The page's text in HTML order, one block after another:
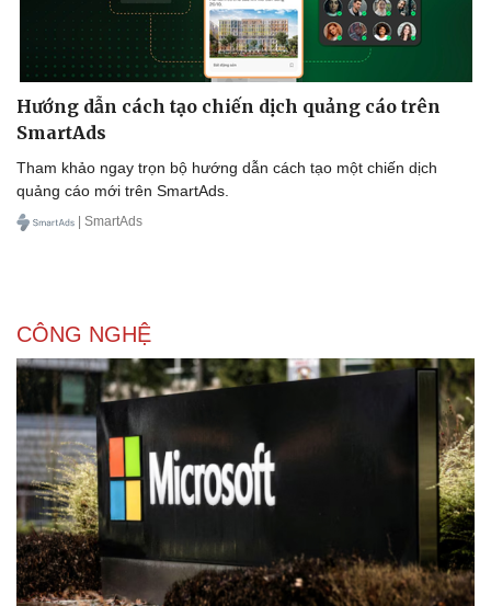
Hướng dẫn cách tạo chiến dịch quảng cáo trên
SmartAds
Tham khảo ngay trọn bộ hướng dẫn cách tạo một chiến dịch
quảng cáo mới trên SmartAds.
| SmartAds
CÔNG NGHỆ